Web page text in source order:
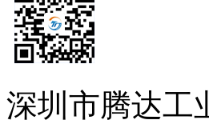
深圳市腾达工